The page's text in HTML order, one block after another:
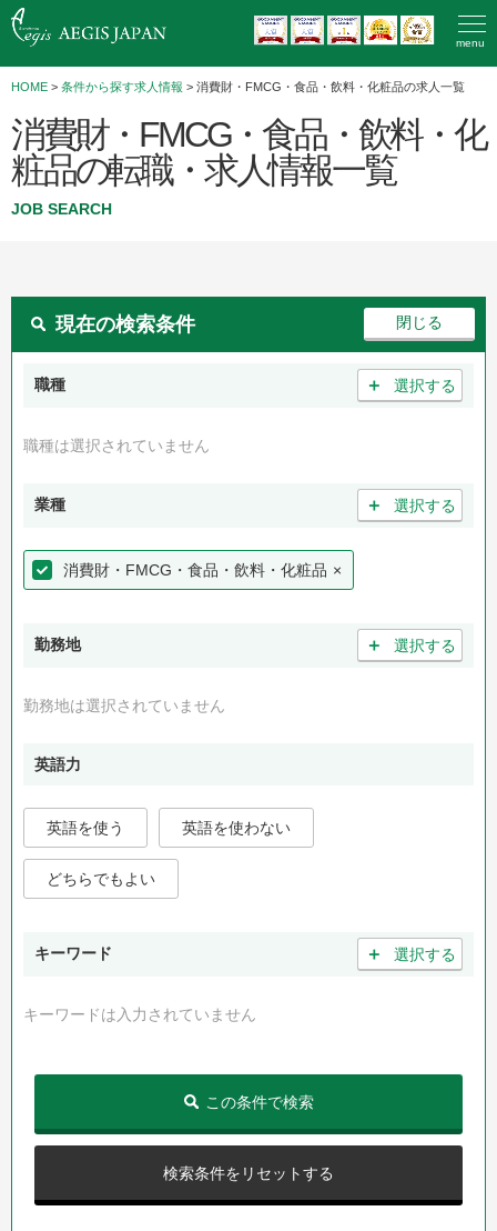
menu
HOME > 条件から探す求人情報 > 消費財・FMCG・食品・飲料・化粧品の求人一覧
消費財・FMCG・食品・飲料・化
粧品の転職・求人情報一覧
JOB SEARCH
現在の検索条件
職種 ＋ 選択する
職種は選択されていません
業種 ＋ 選択する
消費財・FMCG・食品・飲料・化粧品 ×
勤務地 ＋ 選択する
勤務地は選択されていません
英語力
英語を使う 英語を使わない
どちらでもよい
キーワード ＋ 選択する
キーワードは入力されていません
検索条件をリセットする
この条件で検索